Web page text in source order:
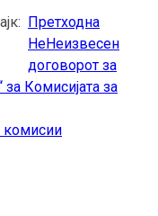
Претходна
НеНеизвесен
договорот за
Комисијата за
комисии